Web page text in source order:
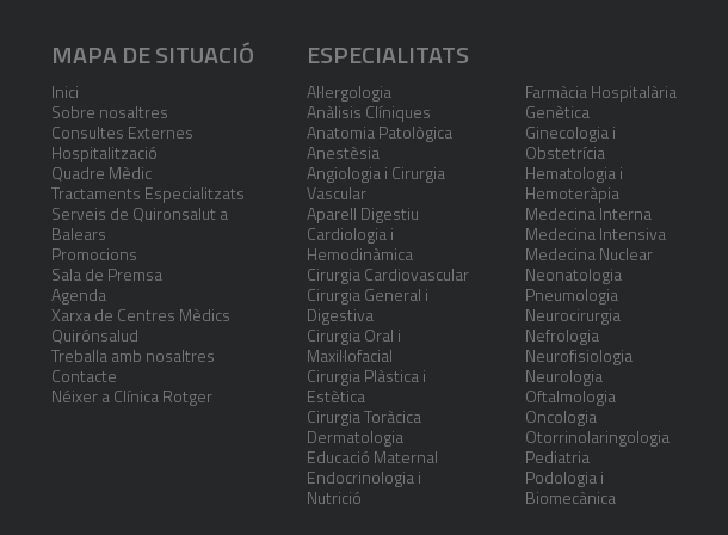
MAPA DE SITUACIÓ
Inici
Sobre nosaltres
Consultes Externes
Hospitalització
Quadre Mèdic
Tractaments Especialitzats
Serveis de Quironsalut a
Balears
Promocions
Sala de Premsa
Agenda
Xarxa de Centres Mèdics
Quirónsalud
Treballa amb nosaltres
Contacte
Néixer a Clínica Rotger
ESPECIALITATS
Al·lergologia
Anàlisis Clíniques
Anatomia Patològica
Anestèsia
Angiologia i Cirurgia
Vascular
Aparell Digestiu
Cardiologia i
Hemodinàmica
Cirurgia Cardiovascular
Cirurgia General i
Digestiva
Cirurgia Oral i
Maxil·lofacial
Cirurgia Plàstica i
Estètica
Cirurgia Toràcica
Dermatologia
Educació Maternal
Endocrinologia i
Nutrició
Farmàcia Hospitalària
Genètica
Ginecologia i
Obstetrícia
Hematologia i
Hemoteràpia
Medecina Interna
Medecina Intensiva
Medecina Nuclear
Neonatologia
Pneumologia
Neurocirurgia
Nefrologia
Neurofisiologia
Neurologia
Oftalmologia
Oncologia
Otorrinolaringologia
Pediatria
Podologia i
Biomecànica